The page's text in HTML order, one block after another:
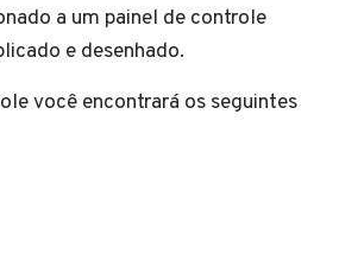
a um painel de controle
e desenhado.
você encontrará os seguintes